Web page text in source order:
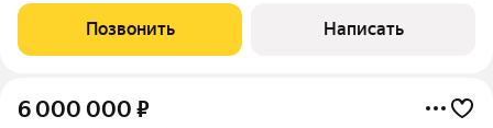
видов. Кирпичный дом построен по
Позвонить Написать
6 000 000 ₽